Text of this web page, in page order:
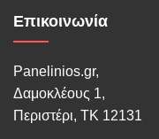
Επικοινωνία
Panelinios.gr,
Δαμοκλέους 1,
Περιστέρι, ΤΚ 12131